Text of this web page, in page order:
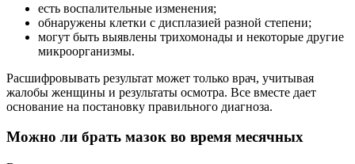
есть воспалительные изменения;
обнаружены клетки с дисплазией разной степени;
могут быть выявлены трихомонады и некоторые другие
микроорганизмы.
Расшифровывать результат может только врач, учитывая
жалобы женщины и результаты осмотра. Все вместе дает
основание на постановку правильного диагноза.
Можно ли брать мазок во время месячных